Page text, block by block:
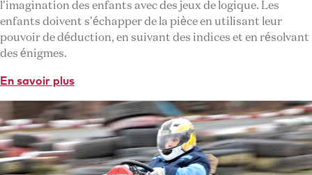
l’imagination des enfants avec des jeux de logique. Les
enfants doivent s’échapper de la pièce en utilisant leur
pouvoir de déduction, en suivant des indices et en résolvant
des énigmes.
En savoir plus